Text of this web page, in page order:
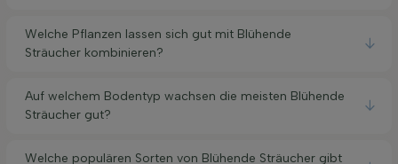
Welche Pflanzen lassen sich gut mit Blühende
Sträucher kombinieren?
Auf welchem Bodentyp wachsen die meisten Blühende
Sträucher gut?
Welche populären Sorten von Blühende Sträucher gibt